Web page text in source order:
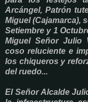
Arcángel, Patrón
Miguel (Cajamarca),
Setiembre y 1
Miguel Señor Julio
coso reluciente e
los chiqueros y
del ruedo...
El Señor Alcalde